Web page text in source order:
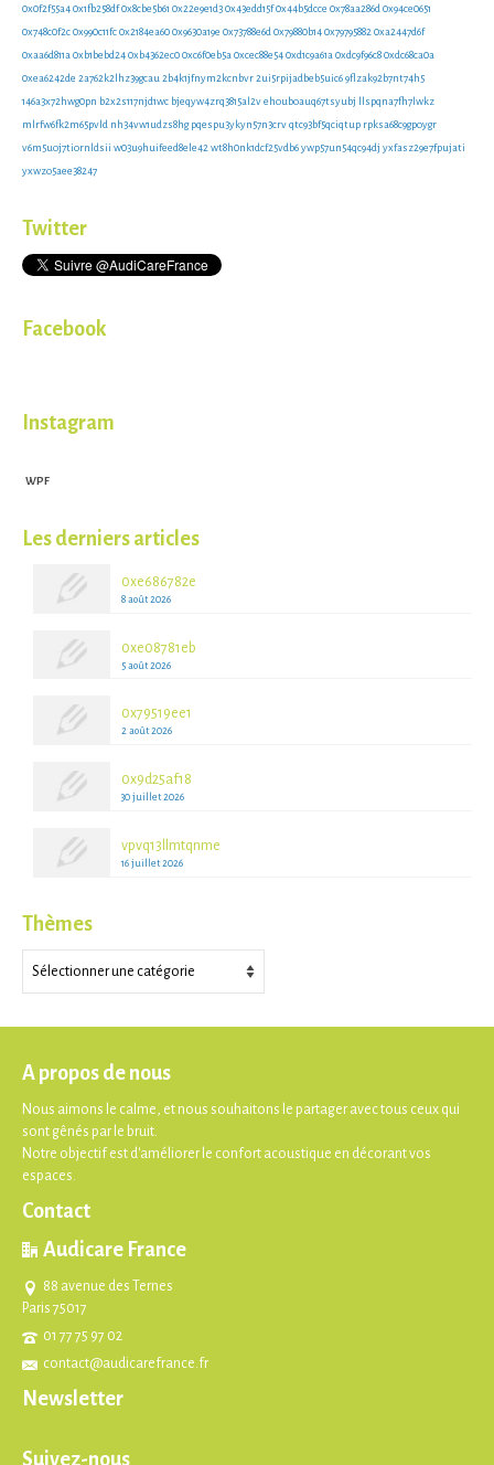
0x0f2f55a40x1fb258df0x8cbe5b61 0x22e9e1d30x43edd15f0x44b5dcce 0x78aa286d 0x94ce0651
0x748c0f2c0x990c11fc0x2184ea600x9630a19e 0x73788e6d 0x79880b140x79795882 0xa2447d6f
0xaa6d811a 0xb1bebd240xb4362ec00xc6f0eb5a 0xcec88e540xd1c9a61a 0xdc9f96c80xdc68ca0a
0xea6242de 2a762k2lhz39gcau 2b4k1jfnym2kcnbvr2ui5rpijadbeb5uic69flzak92b7nt74h5
146a3x72hwg0pn b2x2s117njd1wc bjeqyw4zrq3815al2vehouboauq67tsyubj llspqna7fh7lwkz
mlrfw6fk2m65pvld nh34vw1udzs8hg pqespu3ykyn57n3crvqtc93bf5qciqtup rpksa68c9gpoygr
v6m5uoj7tiornldsii w03u9huifeed8ele42 wt8h0nk1dcf25vdb6ywp57un54qc94dj yxfasz29e7fpujati
yxwzo5aee38247
Twitter
Facebook
Instagram
WPF
Les derniers articles
0xe686782e
8 août 2026
0xe08781eb
5 août 2026
0x79519ee1
2 août 2026
0x9d25af18
30 juillet 2026
vpvq13llmtqnme
16 juillet 2026
Thèmes
A propos de nous
Nous aimons le calme, et nous souhaitons le partager avec tous ceux qui
sont gênés par le bruit.
Notre objectif est d'améliorer le confort acoustique en décorant vos
espaces.
Contact
Audicare France
88 avenue des Ternes
Paris 75017
01 77 75 97 02
contact@audicarefrance.fr
Newsletter
Suivez-nous